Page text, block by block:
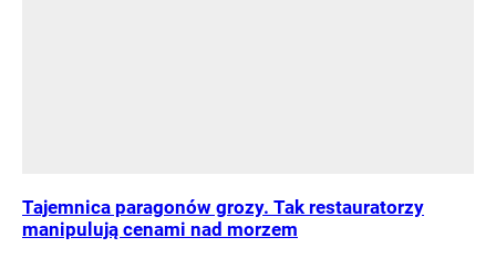
Tajemnica paragonów grozy. Tak restauratorzy
manipulują cenami nad morzem